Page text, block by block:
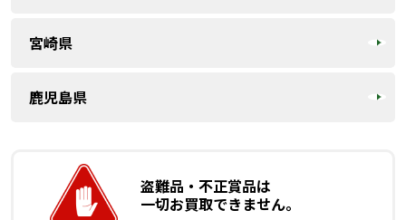
宮崎県
鹿児島県
盗難品・不正賞品は
一切お買取できません。